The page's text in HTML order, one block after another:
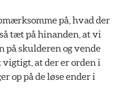
på, hvad der
tæt på hinanden, at vi
skulderen og vende
vigtigt, at der er orden i
op på de løse ender i